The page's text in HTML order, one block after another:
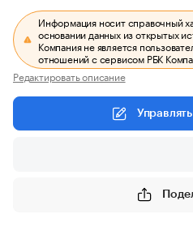
Информация носит справочный
основании данных из открытых
Компания не является
отношений с сервисом РБК
Редактировать описание